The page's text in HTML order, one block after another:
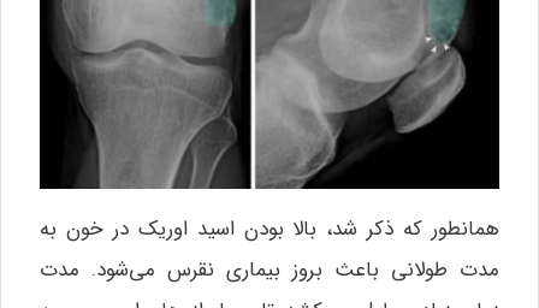
همانطور که ذکر شد، بالا بودن اسید اوریک در خون به
مدت طولانی باعث بروز بیماری نقرس می‌شود. مدت